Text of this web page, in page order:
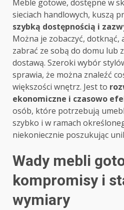
Meble gotowe, dostępne w
sieciach handlowych, kuszą
szybką dostępnością i
Można je zobaczyć, dotknąć,
zabrać ze sobą do domu lub
dostawą. Szeroki wybór
sprawia, że można znaleźć
większości wnętrz. Jest to
ekonomiczne i czasowo
osób, które potrzebują
szybko i w ramach
niekoniecznie poszukując
Wady mebli
kompromisy i
wymiary